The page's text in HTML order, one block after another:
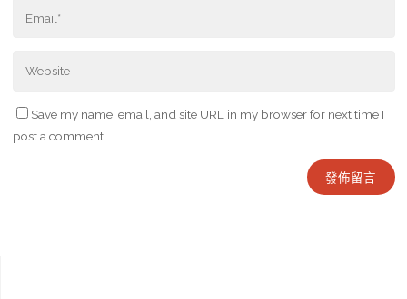
Save my name, email, and site URL in my browser for next time I
post a comment.